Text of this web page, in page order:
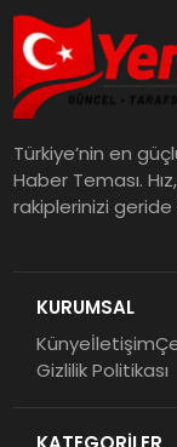
Türkiye’nin en
Haber Teması.
rakiplerinizi geride
KURUMSAL
Künyeİletişim
Gizlilik Politikası